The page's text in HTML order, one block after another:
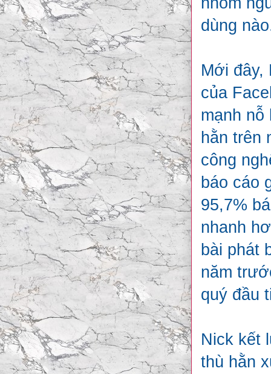
dùng
Mới đây,
của
mạnh
hằn trên
công
báo cáo
95,7%
nhanh
bài phát
năm
quý đầu
Nick kết
thù hằn